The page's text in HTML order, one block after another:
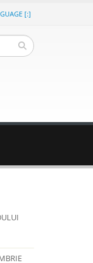
[:]